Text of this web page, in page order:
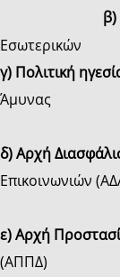
β)
Εσωτερικών
γ) Πολιτική
Άμυνας
δ) Αρχή
Επικοινωνιών
ε) Αρχή
(ΑΠΠΔ)